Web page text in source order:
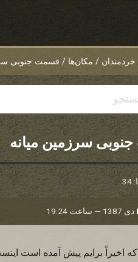
/ مکان‌ها / قسمت جنوبی
سرزمین میانه
اخیراً برایم پیش آمده است